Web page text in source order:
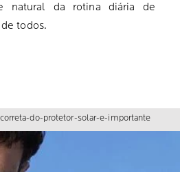
natural da rotina diária de
todos.
do-protetor-solar-e-importante